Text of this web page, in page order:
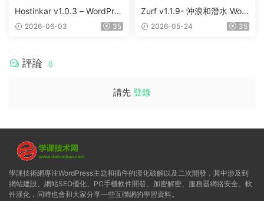
Hostinkar v1.0.3 – WordPres
s & WHMCS 主題
2026-06-03 35
Zurf v1.1.9- 沖浪和潛水 Wor
dPress主題
2026-05-24 35
評論 0
請先 登錄
學課技術網專注WordPress主題和插件的漢化破解以及二次開發，其中涉及到
網站建設、網站SEO優化、PC手機軟件開發、加密解密、服務器網絡安全、軟
件漢化，同時也會和大家分享一些互聯網的學習資料。